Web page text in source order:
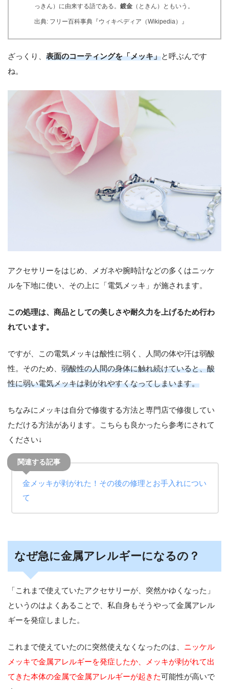
っきん）に由来する語である。 鍍金 （ときん）ともいう。
出典: フリー百科事典『ウィキペディア（Wikipedia）』
ざっくり、 表面のコーティングを「メッキ」と呼ぶんです
ね。
アクセサリーをはじめ、メガネや腕時計などの多くはニッケ
ルを下地に使い、その上に「電気メッキ」が施されます。
この処理は、商品としての美しさや耐久力を上げるため行わ
れています。
ですが、この電気メッキは酸性に弱く、人間の体や汗は弱酸
性。そのため、 弱酸性の人間の身体に触れ続けていると、酸
性に弱い電気メッキは剥がれやすくなってしまいます。
ちなみにメッキは自分で修復する方法と専門店で修復してい
ただける方法があります。こちらも良かったら参考にされて
ください↓
金メッキが剥がれた！その後の修理とお手入れについ
て
なぜ急に金属アレルギーになるの？
「これまで使えていたアクセサリーが、突然かゆくなった」
というのはよくあることで、私自身もそうやって金属アレル
ギーを発症しました。
これまで使えていたのに突然使えなくなったのは、 ニッケル
メッキで金属アレルギーを発症したか、メッキが剥がれて出
てきた本体の金属で金属アレルギーが起きた可能性が高いで